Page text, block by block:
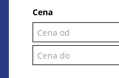
Cena